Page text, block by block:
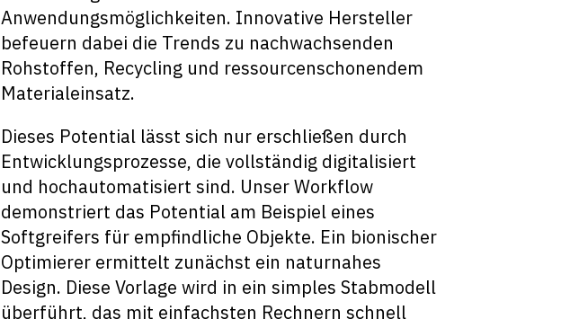
Anwendungsmöglichkeiten. Innovative Hersteller
befeuern dabei die Trends zu nachwachsenden
Rohstoffen, Recycling und ressourcenschonendem
Materialeinsatz.
Dieses Potential lässt sich nur erschließen durch
Entwicklungsprozesse, die vollständig digitalisiert
und hochautomatisiert sind. Unser Workflow
demonstriert das Potential am Beispiel eines
Softgreifers für empfindliche Objekte. Ein bionischer
Optimierer ermittelt zunächst ein naturnahes
Design. Diese Vorlage wird in ein simples Stabmodell
überführt, das mit einfachsten Rechnern schnell